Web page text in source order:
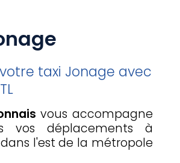
taxi Jonage avec
vous accompagne
vos déplacements à
l'est de la métropole